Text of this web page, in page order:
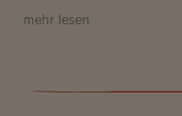
mehr lesen